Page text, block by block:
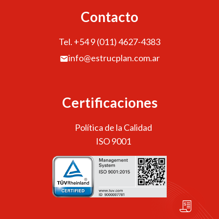
Contacto
Tel. +54 9 (011) 4627-4383
info@estrucplan.com.ar
Certificaciones
Política de la Calidad
ISO 9001